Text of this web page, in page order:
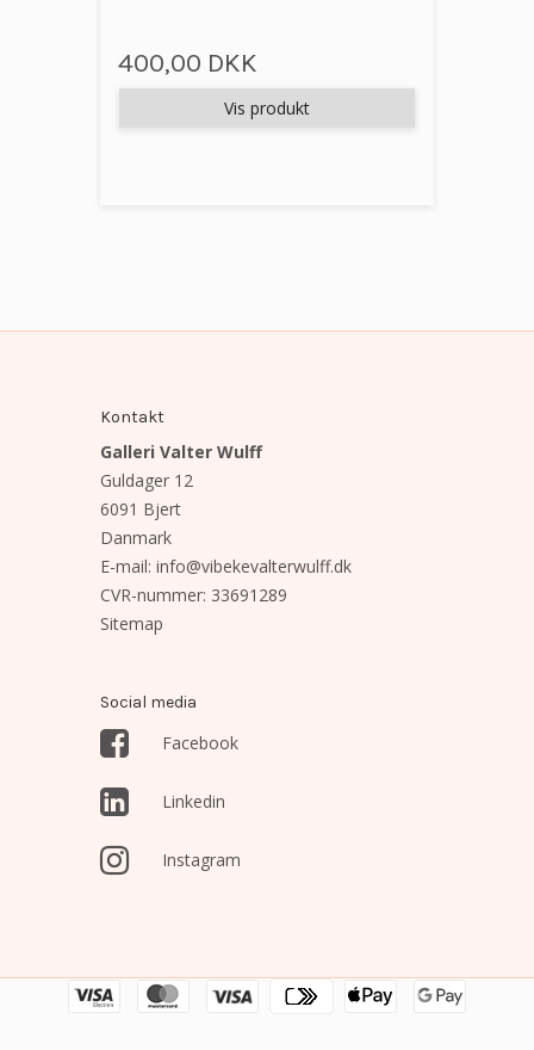
400,00 DKK
Vis produkt
Kontakt
Galleri Valter Wulff
Guldager 12
6091 Bjert
Danmark
E-mail: info@vibekevalterwulff.dk
CVR-nummer: 33691289
Sitemap
Social media
Facebook
Linkedin
Instagram